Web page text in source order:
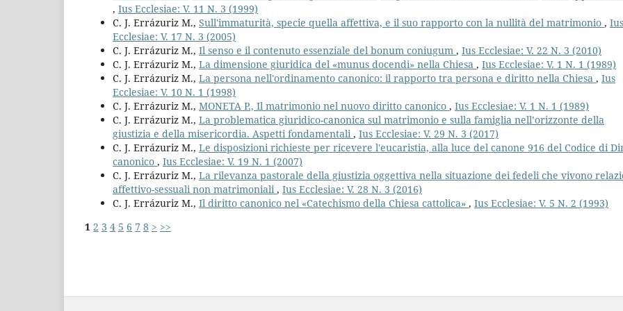
, Ius Ecclesiae: V. 11 N. 3 (1999)
C. J. Errázuriz M., Sull'immaturità, specie quella affettiva, e il suo rapporto con la nullità del matrimonio , Ius
Ecclesiae: V. 17 N. 3 (2005)
C. J. Errázuriz M., Il senso e il contenuto essenziale del bonum coniugum , Ius Ecclesiae: V. 22 N. 3 (2010)
C. J. Errázuriz M., La dimensione giuridica del «munus docendi» nella Chiesa , Ius Ecclesiae: V. 1 N. 1 (1989)
C. J. Errázuriz M., La persona nell'ordinamento canonico: il rapporto tra persona e diritto nella Chiesa , Ius
Ecclesiae: V. 10 N. 1 (1998)
C. J. Errázuriz M., MONETA P., Il matrimonio nel nuovo diritto canonico , Ius Ecclesiae: V. 1 N. 1 (1989)
C. J. Errázuriz M., La problematica giuridico-canonica sul matrimonio e sulla famiglia nell’orizzonte della
giustizia e della misericordia. Aspetti fondamentali, Ius Ecclesiae: V. 29 N. 3 (2017)
C. J. Errázuriz M., Le disposizioni richieste per ricevere l'eucaristia, alla luce del canone 916 del Codice di
canonico , Ius Ecclesiae: V. 19 N. 1 (2007)
C. J. Errázuriz M., La rilevanza pastorale della giustizia oggettiva nella situazione dei fedeli che vivono
affettivo-sessuali non matrimoniali, Ius Ecclesiae: V. 28 N. 3 (2016)
C. J. Errázuriz M., Il diritto canonico nel «Catechismo della Chiesa cattolica» , Ius Ecclesiae: V. 5 N. 2 (1993)
1 2 3 4 5 6 7 8 > >>